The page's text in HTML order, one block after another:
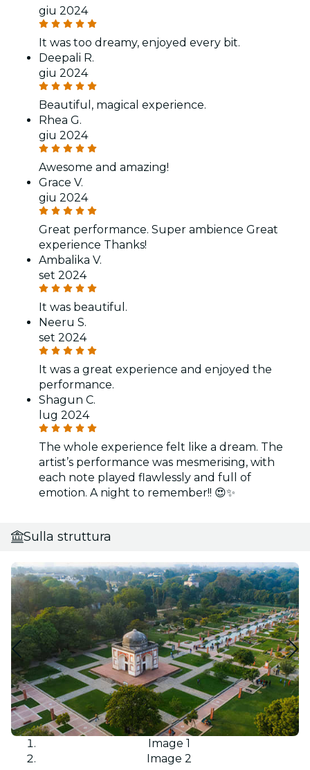
giu 2024
It was too dreamy, enjoyed every bit.
Deepali R.
giu 2024
Beautiful, magical experience.
Rhea G.
giu 2024
Awesome and amazing!
Grace V.
giu 2024
Great performance. Super ambience Great
experience Thanks!
Ambalika V.
set 2024
It was beautiful.
Neeru S.
set 2024
It was a great experience and enjoyed the
performance.
Shagun C.
lug 2024
The whole experience felt like a dream. The
artist’s performance was mesmerising, with
each note played flawlessly and full of
emotion. A night to remember!! 😍✨
Sulla struttura
Image 1
Image 2